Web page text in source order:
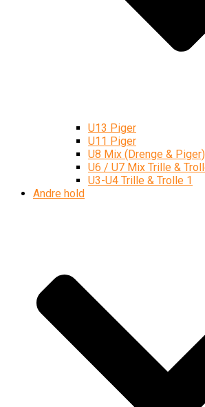
U13 Piger
U11 Piger
U8 Mix (Drenge & Piger)
U6 / U7 Mix Trille &
U3-U4 Trille & Trolle 1
Andre hold